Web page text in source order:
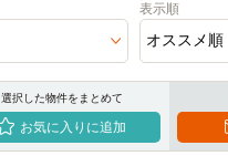
表示順
選択した物件をまとめて
お気に入りに追加